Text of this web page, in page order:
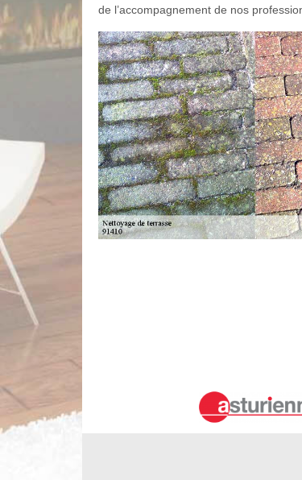
de l’accompagnement de nos
taches et des salissures, et demande
Nettoyage de dallage avec
La terrasse et les dallages en
entretenues de façon régulière. Outre
91410 et ses environs, notre équipe